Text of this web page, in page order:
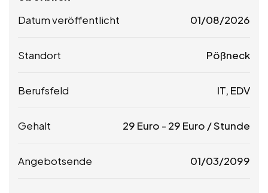
Datum veröffentlicht 01/08/2026
Standort Pößneck
Berufsfeld IT, EDV
Gehalt 29 Euro - 29 Euro / Stunde
Angebotsende 01/03/2099